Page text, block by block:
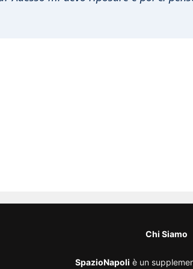
Chi Siamo
SpazioNapoli è un